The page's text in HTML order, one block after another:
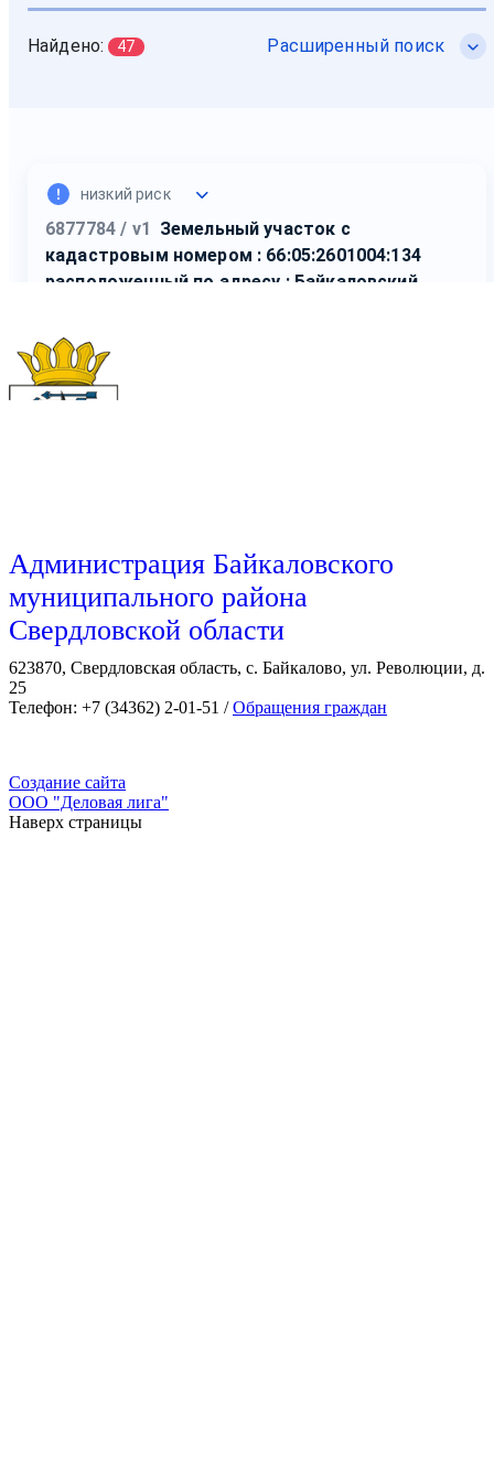
Администрация Байкаловского
муниципального района
Свердловской области
623870, Свердловская область, с. Байкалово, ул. Революции, д.
25
Телефон: +7 (34362) 2-01-51 /Обращения граждан
Создание сайта
ООО "Деловая лига"
Наверх страницы